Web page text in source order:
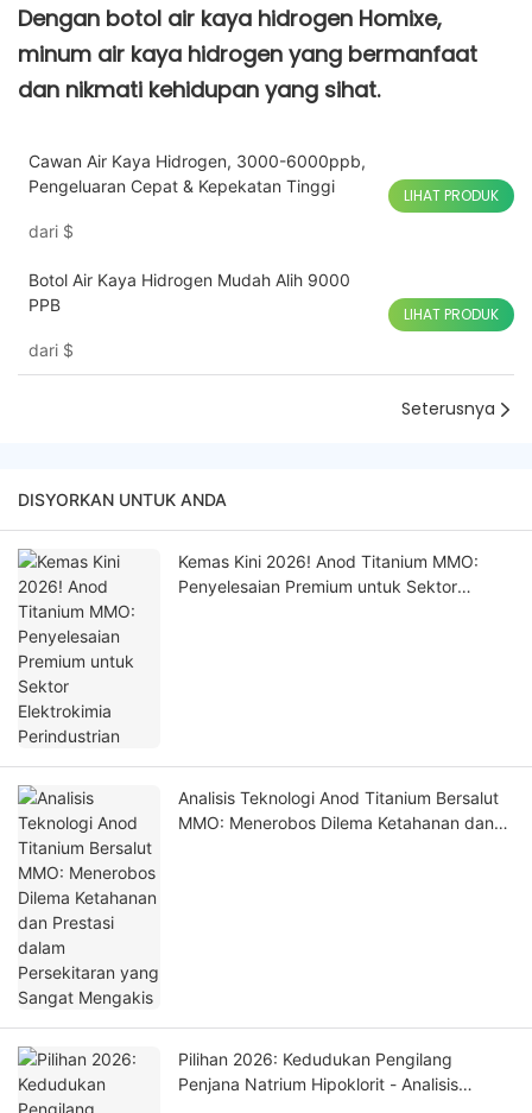
Dengan botol air kaya hidrogen Homixe,
minum air kaya hidrogen yang bermanfaat
dan nikmati kehidupan yang sihat.
Cawan Air Kaya Hidrogen, 3000-6000ppb,
Pengeluaran Cepat & Kepekatan Tinggi
dari $
LIHAT PRODUK
Botol Air Kaya Hidrogen Mudah Alih 9000
PPB
dari $
LIHAT PRODUK
Seterusnya
DISYORKAN UNTUK ANDA
Kemas Kini 2026! Anod Titanium MMO:
Penyelesaian Premium untuk Sektor
Analisis Teknologi Anod Titanium Bersalut
MMO: Menerobos Dilema Ketahanan dan
Pilihan 2026: Kedudukan Pengilang
Penjana Natrium Hipoklorit - Analisis